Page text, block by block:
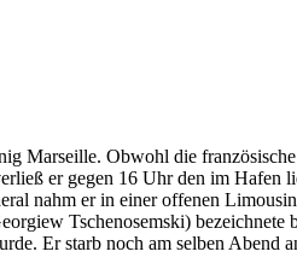
Marseille. Obwohl die
er gegen 16 Uhr den im
nahm er in einer offenen
Tschenosemski)
Er starb noch am selben